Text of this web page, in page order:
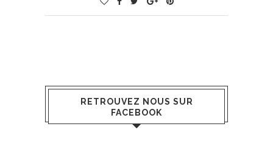
RETROUVEZ NOUS SUR
FACEBOOK